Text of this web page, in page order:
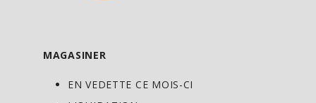
MAGASINER
EN VEDETTE CE MOIS-CI